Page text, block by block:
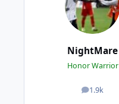
NightMare
Honor Warrior
1.9k
posts